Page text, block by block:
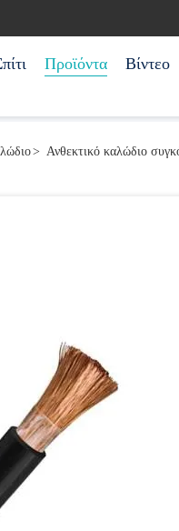
Προϊόντα Βίντεο
> Ανθεκτικό καλώδιο